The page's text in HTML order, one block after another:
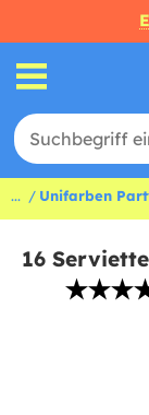
... Unifarben
16